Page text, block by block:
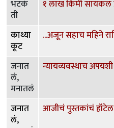
भटकं
ती
काथ्या
कूट
जनात
लं,
मनातलं
जनात
लं,
आजीचं पुस्तकांचं हॉटेल